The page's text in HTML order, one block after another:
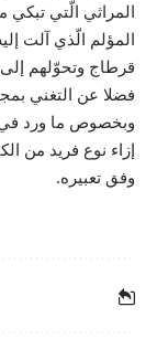
المراثي الّتي
المؤلم الّذي آلت
قرطاج وتحوّلهم إلى
فضلا عن التغني
وبخصوص ما ورد في
إزاء نوع فريد من
وفق تعبيره.